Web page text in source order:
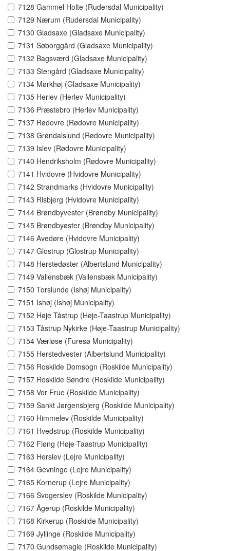
7128 Gammel Holte (Rudersdal Municipality)
7129 Nærum (Rudersdal Municipality)
7130 Gladsaxe (Gladsaxe Municipality)
7131 Søborggård (Gladsaxe Municipality)
7132 Bagsværd (Gladsaxe Municipality)
7133 Stengård (Gladsaxe Municipality)
7134 Mørkhøj (Gladsaxe Municipality)
7135 Herlev (Herlev Municipality)
7136 Præstebro (Herlev Municipality)
7137 Rødovre (Rødovre Municipality)
7138 Grøndalslund (Rødovre Municipality)
7139 Islev (Rødovre Municipality)
7140 Hendriksholm (Rødovre Municipality)
7141 Hvidovre (Hvidovre Municipality)
7142 Strandmarks (Hvidovre Municipality)
7143 Risbjerg (Hvidovre Municipality)
7144 Brøndbyvester (Brøndby Municipality)
7145 Brøndbyøster (Brøndby Municipality)
7146 Avedøre (Hvidovre Municipality)
7147 Glostrup (Glostrup Municipality)
7148 Herstedøster (Albertslund Municipality)
7149 Vallensbæk (Vallensbæk Municipality)
7150 Torslunde (Ishøj Municipality)
7151 Ishøj (Ishøj Municipality)
7152 Høje Tåstrup (Høje-Taastrup Municipality)
7153 Tåstrup Nykirke (Høje-Taastrup Municipality)
7154 Værløse (Furesø Municipality)
7155 Herstedvester (Albertslund Municipality)
7156 Roskilde Domsogn (Roskilde Municipality)
7157 Roskilde Søndre (Roskilde Municipality)
7158 Vor Frue (Roskilde Municipality)
7159 Sankt Jørgensbjerg (Roskilde Municipality)
7160 Himmelev (Roskilde Municipality)
7161 Hvedstrup (Roskilde Municipality)
7162 Fløng (Høje-Taastrup Municipality)
7163 Herslev (Lejre Municipality)
7164 Gevninge (Lejre Municipality)
7165 Kornerup (Lejre Municipality)
7166 Svogerslev (Roskilde Municipality)
7167 Ågerup (Roskilde Municipality)
7168 Kirkerup (Roskilde Municipality)
7169 Jyllinge (Roskilde Municipality)
7170 Gundsømagle (Roskilde Municipality)